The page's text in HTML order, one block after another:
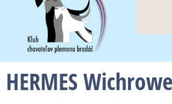
HERMES